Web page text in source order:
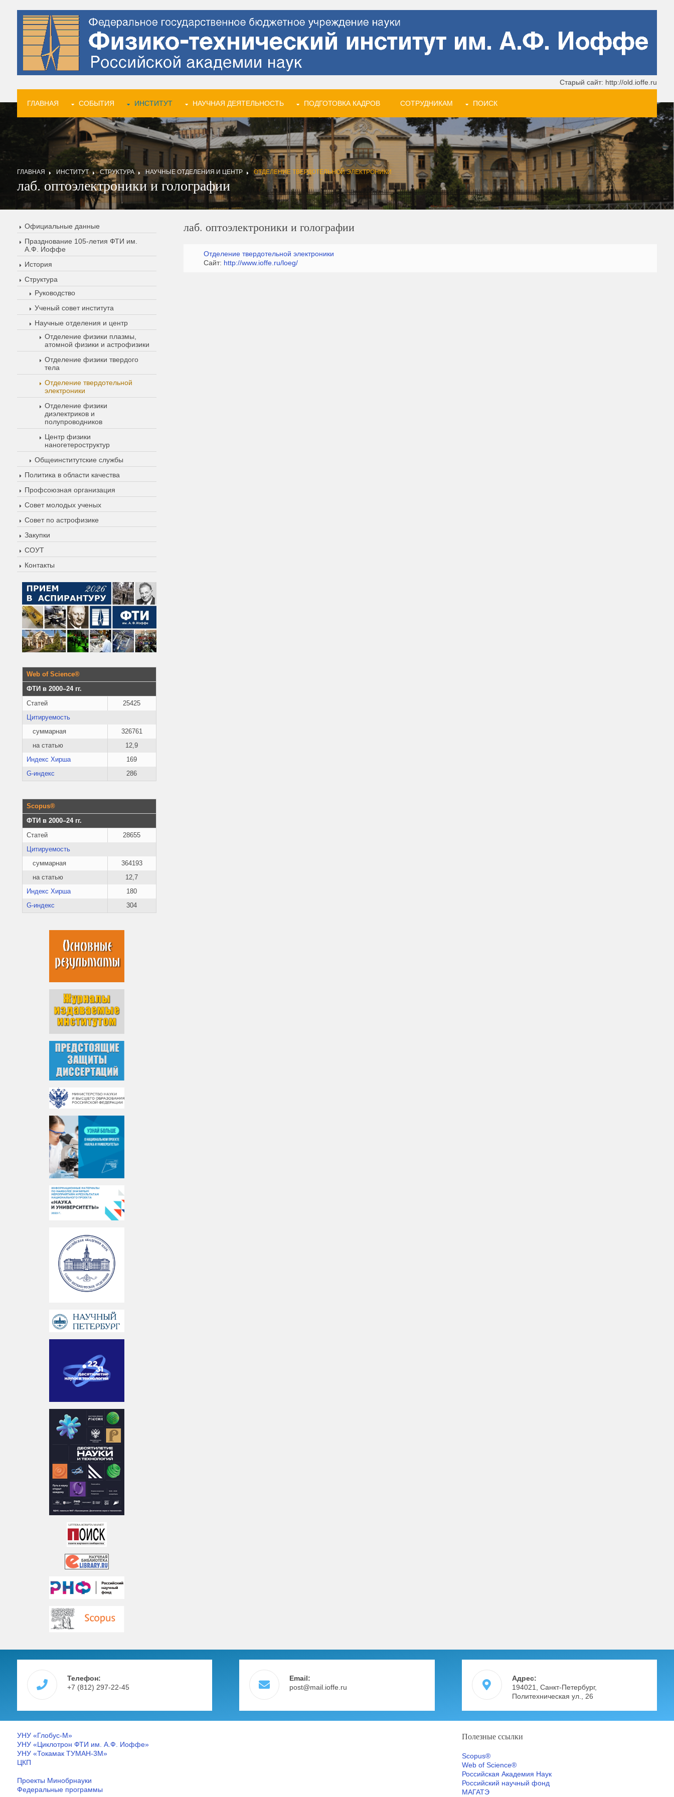
Старый сайт: http://old.ioffe.ru
ГЛАВНАЯ СОБЫТИЯ ИНСТИТУТ НАУЧНАЯ ДЕЯТЕЛЬНОСТЬ ПОДГОТОВКА КАДРОВ СОТРУДНИКАМ ПОИСК
ГЛАВНАЯ ИНСТИТУТ СТРУКТУРА НАУЧНЫЕ ОТДЕЛЕНИЯ И ЦЕНТР ОТДЕЛЕНИЕ ТВЕРДОТЕЛЬНОЙ ЭЛЕКТРОНИКИ
лаб. оптоэлектроники и голографии
Официальные данные
Празднование 105-летия ФТИ им.
А.Ф. Иоффе
История
Структура
Руководство
Ученый совет института
Научные отделения и центр
Отделение физики плазмы,
атомной физики и астрофизики
Отделение физики твердого
тела
Отделение твердотельной
электроники
Отделение физики
диэлектриков и
полупроводников
Центр физики
наногетероструктур
Общеинститутские службы
Политика в области качества
Профсоюзная организация
Совет молодых ученых
Совет по астрофизике
Закупки
СОУТ
Контакты
Web of Science®
ФТИ в 2000–24 гг.
Статей
25425
Цитируемость
суммарная
326761
на статью
12,9
Индекс Хирша
169
G-индекс
286
Scopus®
ФТИ в 2000–24 гг.
Статей
28655
Цитируемость
суммарная
364193
на статью
12,7
Индекс Хирша
180
G-индекс
304
лаб. оптоэлектроники и голографии
Отделение твердотельной электроники
Сайт: http://www.ioffe.ru/loeg/
Телефон:
+7 (812) 297-22-45
Email:
post@mail.ioffe.ru
Адрес:
194021, Санкт-Петербург,
Политехническая ул., 26
УНУ «Глобус-М»
УНУ «Циклотрон ФТИ им. А.Ф. Иоффе»
УНУ «Токамак ТУМАН-3М»
ЦКП
Проекты Минобрнауки
Федеральные программы
Полезные ссылки
Scopus®
Web of Science®
Российская Академия Наук
Российский научный фонд
МАГАТЭ